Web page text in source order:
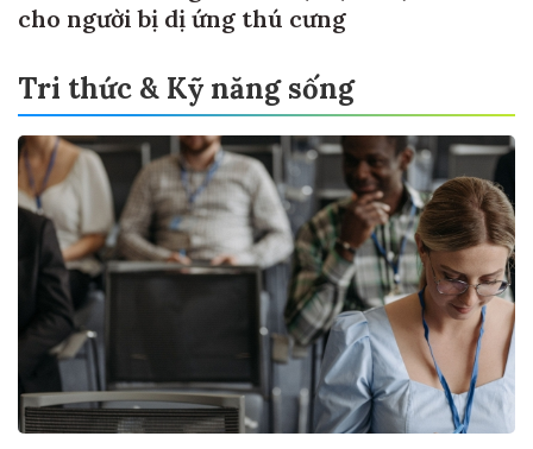
cho người bị dị ứng thú cưng
Tri thức & Kỹ năng sống